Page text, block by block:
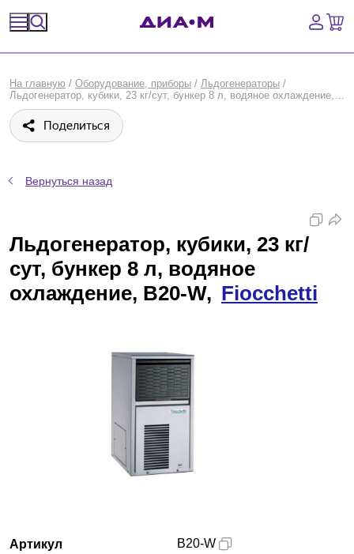
Оборудование, приборы
Расходные материалы, пластик, стекло
Химические реактивы, препараты, наборы
Библиотека
Войти
На главную / Оборудование, приборы / Льдогенераторы /
Льдогенератор, кубики, 23 кг/сут, бункер 8 л, водяное охлаждение, B20-W, Fiocchetti
Поделиться
Вернуться назад
Льдогенератор, кубики, 23 кг/
сут, бункер 8 л, водяное
охлаждение, B20-W, Fiocchetti
Артикул
B20-W